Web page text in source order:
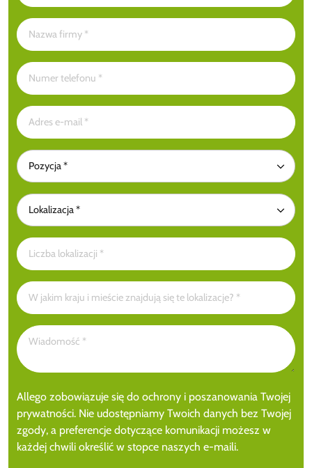
Allego zobowiązuje się do ochrony i poszanowania Twojej
prywatności. Nie udostępniamy Twoich danych bez Twojej
zgody, a preferencje dotyczące komunikacji możesz w
każdej chwili określić w stopce naszych e-maili.